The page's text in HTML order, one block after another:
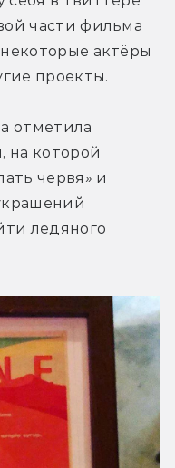
части фильма
актёры
проекты.
отметила
на которой
червя» и
ледяного